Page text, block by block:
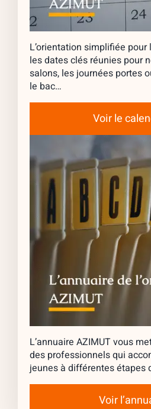
L’orientation simplifiée
les dates clés réunies pour
salons, les journées portes
le bac…
Voir le
L’annuaire AZIMUT vous
des professionnels qui
jeunes à différentes étapes
Voir